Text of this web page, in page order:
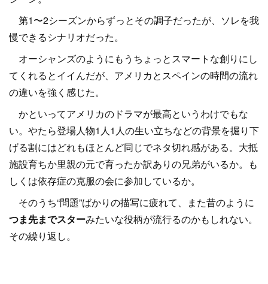
第1〜2シーズンからずっとその調子だったが、ソレを我
慢できるシナリオだった。
オーシャンズのようにもうちょっとスマートな創りにし
てくれるとイイんだが、アメリカとスペインの時間の流れ
の違いを強く感じた。
かといってアメリカのドラマが最高というわけでもな
い。やたら登場人物1人1人の生い立ちなどの背景を掘り下
げる割にはどれもほとんど同じでネタ切れ感がある。大抵
施設育ちか里親の元で育ったか訳ありの兄弟がいるか。も
しくは依存症の克服の会に参加しているか。
そのうち“問題”ばかりの描写に疲れて、また昔のように
つま先までスターみたいな役柄が流行るのかもしれない。
その繰り返し。